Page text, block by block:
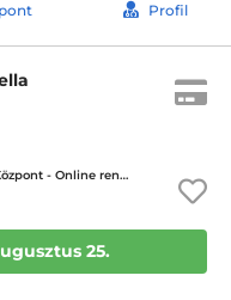
Profil
REIKON Pszichológiai Központ - Online rendelés
25.